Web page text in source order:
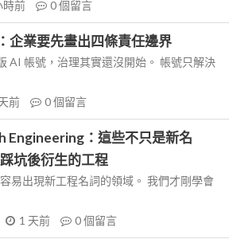
時前 0個留言
企業要先畫出四條責任邊界
AI 帳號，治理其實還沒開始。 帳號只解決
前 0個留言
Engineering：這些不只是新名
坑後衍生的工程
易出現新工程名詞的領域。 我們才剛學會
1 天前 0個留言